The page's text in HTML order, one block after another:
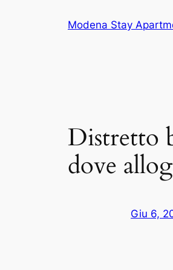
Modena Stay
Distretto
dove
Giu 6,